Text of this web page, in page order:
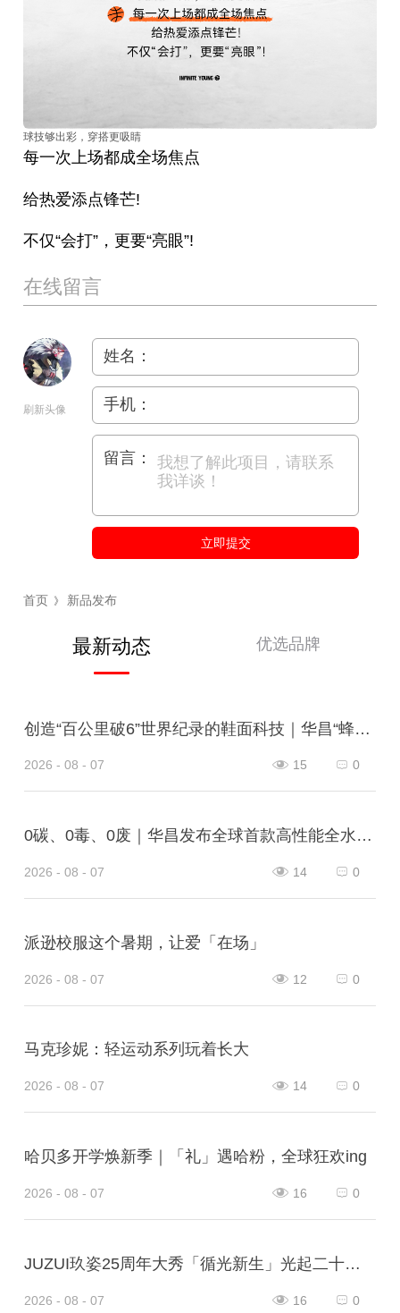
球技够出彩，穿搭更吸睛
每一次上场都成全场焦点
给热爱添点锋芒!
不仅“会打”，更要“亮眼”!
在线留言
刷新头像
姓名：
手机：
留言：
立即提交
首页 》 新品发布
最新动态 优选品牌
创造“百公里破6”世界纪录的鞋面科技｜华昌“蜂鸟翼网纱”定义极致轻量
2026 - 08 - 07 0
15
0碳、0毒、0废｜华昌发布全球首款高性能全水性鞋革“三零生态皮”
2026 - 08 - 07 0
14
派逊校服这个暑期，让爱「在场」
2026 - 08 - 07 0
12
马克珍妮：轻运动系列玩着长大
2026 - 08 - 07 0
14
哈贝多开学焕新季｜「礼」遇哈粉，全球狂欢ing
2026 - 08 - 07 0
16
JUZUI玖姿25周年大秀「循光新生」光起二十五载，共启新生优雅
2026 - 08 - 07 0
16